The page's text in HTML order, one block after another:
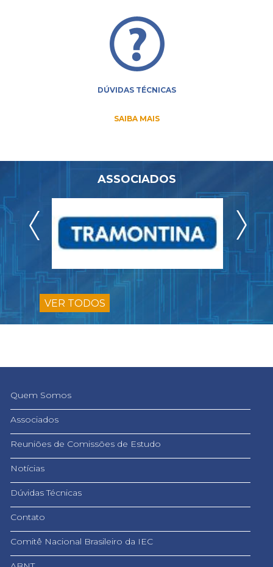
DÚVIDAS TÉCNICAS
SAIBA MAIS
ASSOCIADOS
VER TODOS
Quem Somos
Associados
Reuniões de Comissões de Estudo
Notícias
Dúvidas Técnicas
Contato
Comitê Nacional Brasileiro da IEC